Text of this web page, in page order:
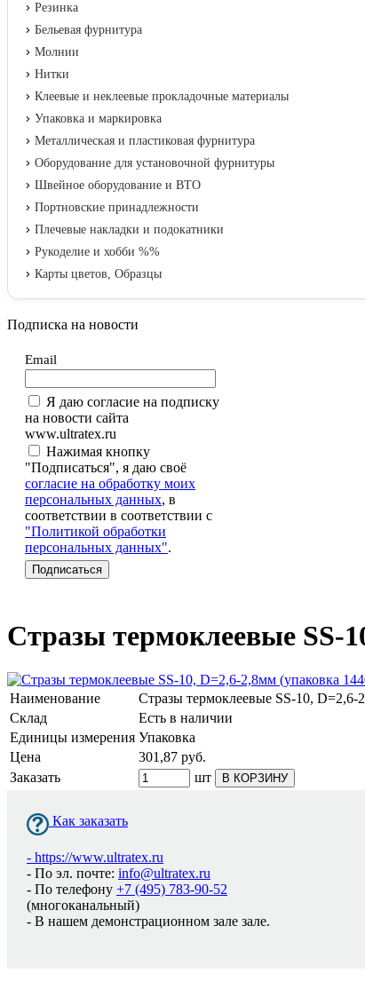
Резинка
Бельевая фурнитура
Молнии
Нитки
Клеевые и неклеевые прокладочные материалы
Упаковка и маркировка
Металлическая и пластиковая фурнитура
Оборудование для установочной фурнитуры
Швейное оборудование и ВТО
Портновские принадлежности
Плечевые накладки и подокатники
Рукоделие и хобби %%
Карты цветов, Образцы
Подписка на новости
Email
Я даю согласие на подписку
на новости сайта
www.ultratex.ru
Нажимая кнопку
"Подписаться", я даю своё
согласие на обработку моих
персональных данных, в
соответствии в соответствии с
"Политикой обработки
персональных данных".
Стразы термоклеевые SS-
Наименование
Стразы термоклеевые SS-10,
Склад
Есть в наличии
Единицы измерения Упаковка
Цена
301,87 руб.
Заказать
шт В КОРЗИНУ
Как заказать
- https://www.ultratex.ru
- По эл. почте: info@ultratex.ru
- По телефону +7 (495) 783-90-52
(многоканальный)
- В нашем демонстрационном зале зале.